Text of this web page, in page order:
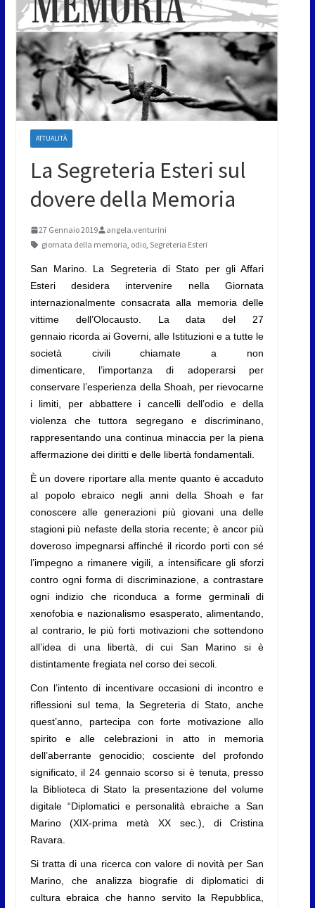
ATTUALITÀ
La Segreteria Esteri sul
dovere della Memoria
27 Gennaio 2019
angela.venturini
giornata della memoria, odio, Segreteria Esteri
San Marino. La Segreteria di Stato per gli Affari
Esteri desidera intervenire nella Giornata
internazionalmente consacrata alla memoria delle
vittime dell’Olocausto. La data del 27
gennaio ricorda ai Governi, alle Istituzioni e a tutte le
società civili chiamate a non
dimenticare, l’importanza di adoperarsi per
conservare l’esperienza della Shoah, per rievocarne
i limiti, per abbattere i cancelli dell’odio e della
violenza che tuttora segregano e discriminano,
rappresentando una continua minaccia per la piena
affermazione dei diritti e delle libertà fondamentali.
È un dovere riportare alla mente quanto è accaduto
al popolo ebraico negli anni della Shoah e far
conoscere alle generazioni più giovani una delle
stagioni più nefaste della storia recente; è ancor più
doveroso impegnarsi affinché il ricordo porti con sé
l’impegno a rimanere vigili, a intensificare gli sforzi
contro ogni forma di discriminazione, a contrastare
ogni indizio che riconduca a forme germinali di
xenofobia e nazionalismo esasperato, alimentando,
al contrario, le più forti motivazioni che sottendono
all’idea di una libertà, di cui San Marino si è
distintamente fregiata nel corso dei secoli.
Con l’intento di incentivare occasioni di incontro e
riflessioni sul tema, la Segreteria di Stato, anche
quest’anno, partecipa con forte motivazione allo
spirito e alle celebrazioni in atto in memoria
dell’aberrante genocidio; cosciente del profondo
significato, il 24 gennaio scorso si è tenuta, presso
la Biblioteca di Stato la presentazione del volume
digitale “Diplomatici e personalità ebraiche a San
Marino (XIX-prima metà XX sec.), di Cristina
Ravara.
Si tratta di una ricerca con valore di novità per San
Marino, che analizza biografie di diplomatici di
cultura ebraica che hanno servito la Repubblica,